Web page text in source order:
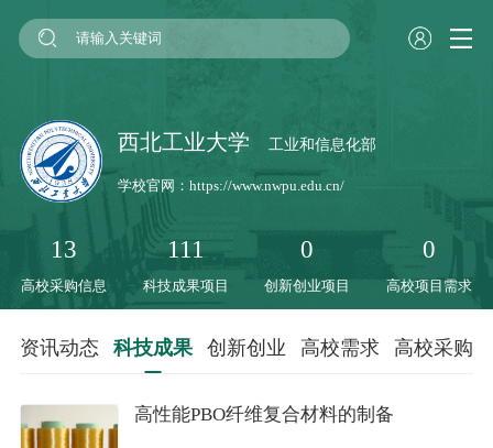
西北工业大学 工业和信息化部
学校官网： https://www.nwpu.edu.cn/
13
高校采购信息
111
科技成果项目
0
创新创业项目
0
高校项目需求
资讯动态 科技成果 创新创业 高校需求 高校采购
高性能PBO纤维复合材料的制备